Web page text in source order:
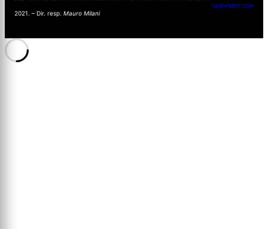
2021. – Dir. resp. Mauro Milani
GIUDANSKY.COM